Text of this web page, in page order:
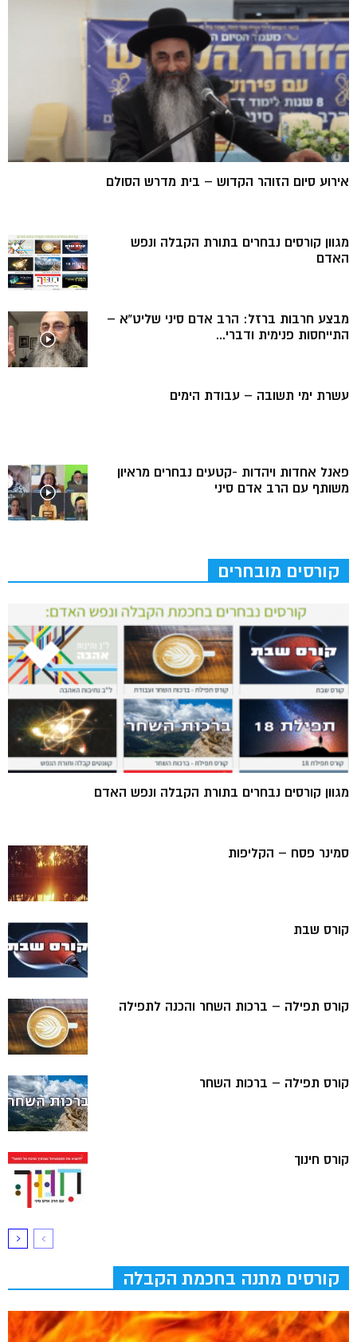
אירוע סיום הזוהר הקדוש – בית מדרש הסולם
מגוון קורסים נבחרים בתורת הקבלה ונפש
האדם
מבצע חרבות ברזל: הרב אדם סיני שליט”א –
התייחסות פנימית ודברי...
עשרת ימי תשובה – עבודת הימים
פאנל אחדות ויהדות -קטעים נבחרים מראיון
משותף עם הרב אדם סיני
קורסים מובחרים
מגוון קורסים נבחרים בתורת הקבלה ונפש האדם
סמינר פסח – הקליפות
קורס שבת
קורס תפילה – ברכות השחר והכנה לתפילה
קורס תפילה – ברכות השחר
קורס חינוך
קורסים מתנה בחכמת הקבלה